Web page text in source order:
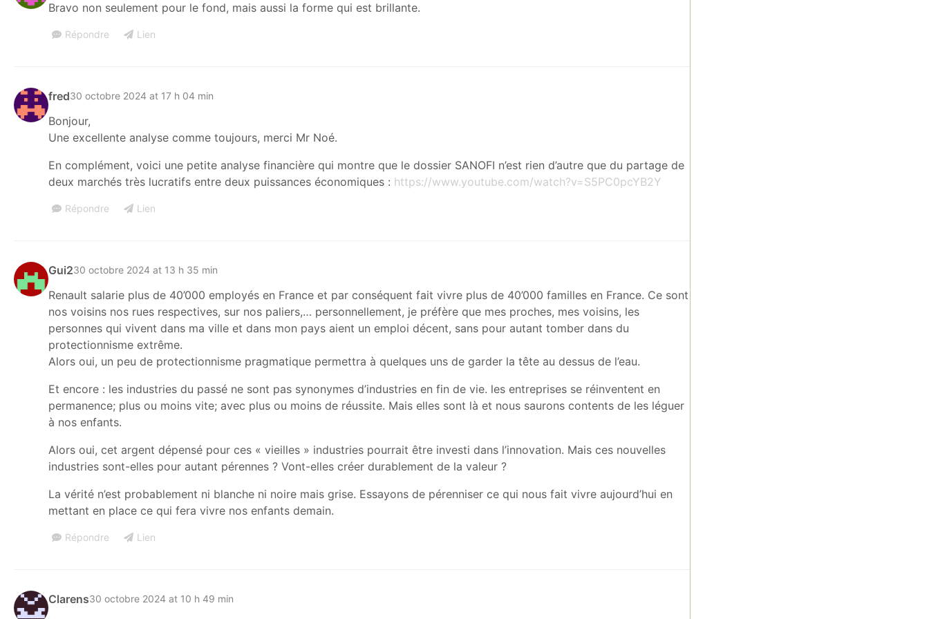
Bravo non seulement pour le fond, mais aussi la forme qui est brillante.
Répondre Lien
fred30 octobre 2024 at 17 h 04 min
Bonjour,
Une excellente analyse comme toujours, merci Mr Noé.
En complément, voici une petite analyse financière qui montre que le dossier SANOFI n’est rien d’autre que du partage de
deux marchés très lucratifs entre deux puissances économiques : https://www.youtube.com/watch?v=S5PC0pcYB2Y
Répondre Lien
Gui230 octobre 2024 at 13 h 35 min
Renault salarie plus de 40’000 employés en France et par conséquent fait vivre plus de 40’000 familles en France. Ce sont
nos voisins nos rues respectives, sur nos paliers,… personnellement, je préfère que mes proches, mes voisins, les
personnes qui vivent dans ma ville et dans mon pays aient un emploi décent, sans pour autant tomber dans du
protectionnisme extrême.
Alors oui, un peu de protectionnisme pragmatique permettra à quelques uns de garder la tête au dessus de l’eau.
Et encore : les industries du passé ne sont pas synonymes d’industries en fin de vie. les entreprises se réinventent en
permanence; plus ou moins vite; avec plus ou moins de réussite. Mais elles sont là et nous saurons contents de les léguer
à nos enfants.
Alors oui, cet argent dépensé pour ces « vieilles » industries pourrait être investi dans l’innovation. Mais ces nouvelles
industries sont-elles pour autant pérennes ? Vont-elles créer durablement de la valeur ?
La vérité n’est probablement ni blanche ni noire mais grise. Essayons de pérenniser ce qui nous fait vivre aujourd’hui en
mettant en place ce qui fera vivre nos enfants demain.
Répondre Lien
Clarens30 octobre 2024 at 10 h 49 min